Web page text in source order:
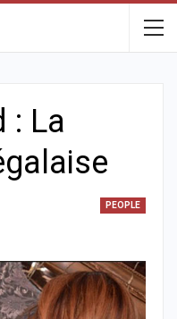
: La
PEOPLE